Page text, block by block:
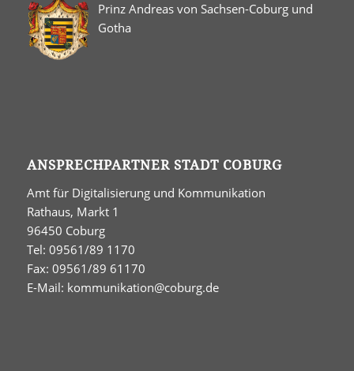
Prinz Andreas von Sachsen-Coburg und
Gotha
ANSPRECHPARTNER STADT COBURG
Amt für Digitalisierung und Kommunikation
Rathaus, Markt 1
96450 Coburg
Tel: 09561/89 1170
Fax: 09561/89 61170
E-Mail: kommunikation@coburg.de